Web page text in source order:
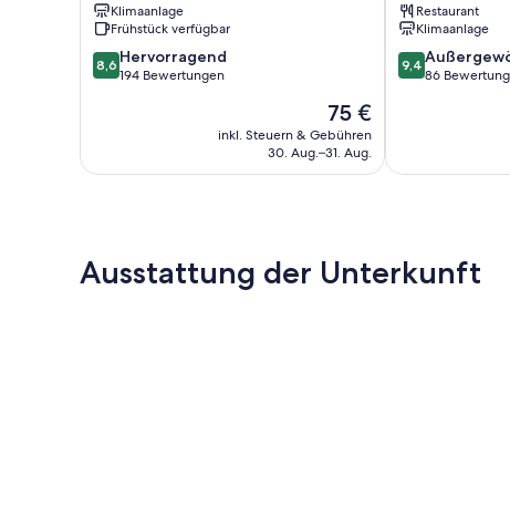
Klimaanlage
Frühstück verfügbar
8.6
von
8,6 Hervorragend
194 Bewertungen
Der
Preis
beträgt
75 €
inkl. Steuern & Gebühren
30. Aug.–31. Aug.
Restaurant
Klimaanlage
9.4
von
9,4
86
Ausstattung der Unterkunft